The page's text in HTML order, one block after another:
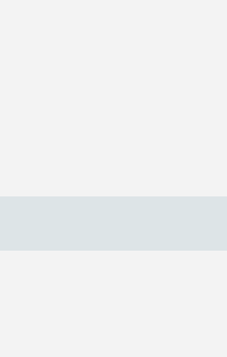
liefern Strom für die